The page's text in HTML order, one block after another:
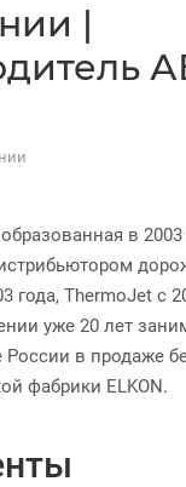
|
в 2003
года, ThermoJet с
уже 20 лет
в продаже
фабрики ELKON.